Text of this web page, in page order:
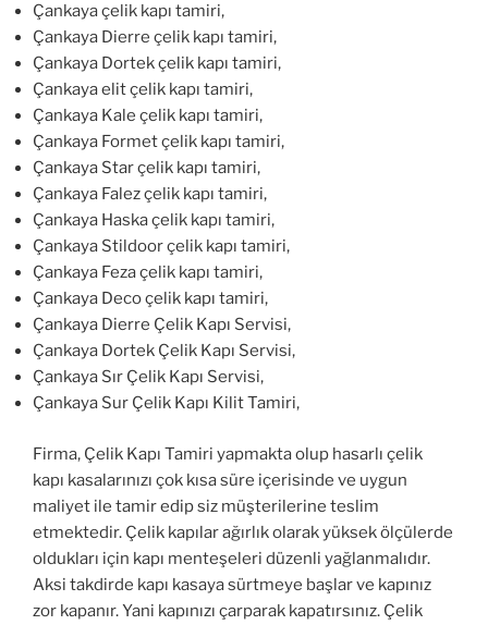
Çankaya çelik kapı tamiri,
Çankaya Dierre çelik kapı tamiri,
Çankaya Dortek çelik kapı tamiri,
Çankaya elit çelik kapı tamiri,
Çankaya Kale çelik kapı tamiri,
Çankaya Formet çelik kapı tamiri,
Çankaya Star çelik kapı tamiri,
Çankaya Falez çelik kapı tamiri,
Çankaya Haska çelik kapı tamiri,
Çankaya Stildoor çelik kapı tamiri,
Çankaya Feza çelik kapı tamiri,
Çankaya Deco çelik kapı tamiri,
Çankaya Dierre Çelik Kapı Servisi,
Çankaya Dortek Çelik Kapı Servisi,
Çankaya Sır Çelik Kapı Servisi,
Çankaya Sur Çelik Kapı Kilit Tamiri,
Firma, Çelik Kapı Tamiri yapmakta olup hasarlı çelik
kapı kasalarınızı çok kısa süre içerisinde ve uygun
maliyet ile tamir edip siz müşterilerine teslim
etmektedir. Çelik kapılar ağırlık olarak yüksek ölçülerde
oldukları için kapı menteşeleri düzenli yağlanmalıdır.
Aksi takdirde kapı kasaya sürtmeye başlar ve kapınız
zor kapanır. Yani kapınızı çarparak kapatırsınız. Çelik